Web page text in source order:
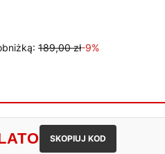
189,00 zł-9%
SKOPIUJ KOD